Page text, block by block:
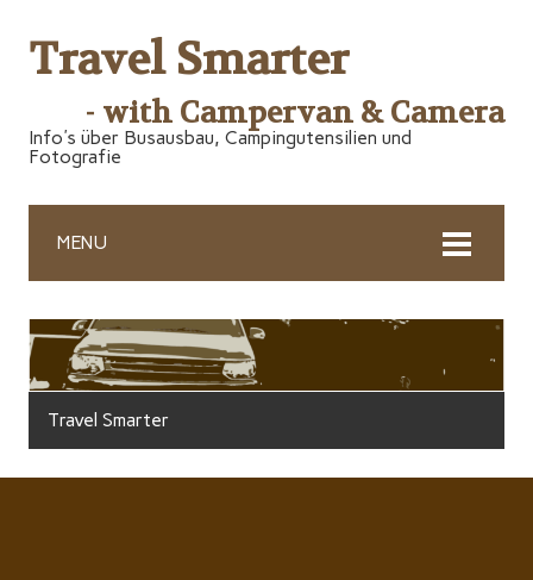
Travel Smarter
- with Campervan & Camera
Info's über Busausbau, Campingutensilien und
Fotografie
MENU
Travel Smarter